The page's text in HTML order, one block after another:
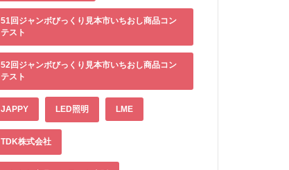
51回ジャンボびっくり見本市いちおし商品コン
テスト
52回ジャンボびっくり見本市いちおし商品コン
テスト
JAPPY LED照明 LME
TDK株式会社